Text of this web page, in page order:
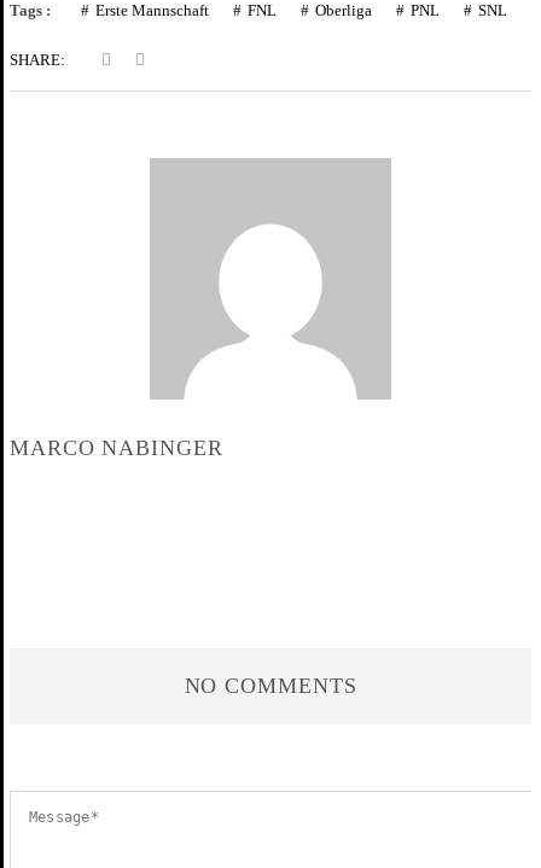
Tags : Erste Mannschaft FNL Oberliga PNL SNL
SHARE:
MARCO NABINGER
NO COMMENTS